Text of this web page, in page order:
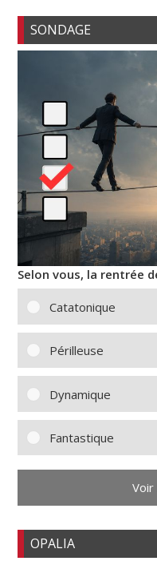
SONDAGE
Selon vous, la rentrée
Catatonique
Périlleuse
Dynamique
Fantastique
OPALIA